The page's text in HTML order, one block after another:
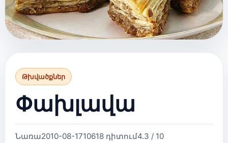
Թխվածքներ
Փախլավա
Նառա2010-08-1710618 դիտում4.3 / 10